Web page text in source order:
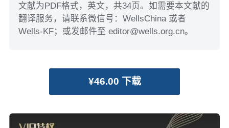
文献为PDF格式，英文，共34页。如需要本文献的
翻译服务，请联系微信号：WellsChina 或者
Wells-KF；或发邮件至 editor@wells.org.cn。
¥46.00 下载